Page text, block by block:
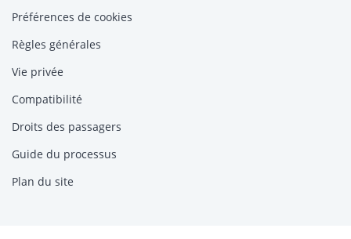
Préférences de cookies
Règles générales
Vie privée
Compatibilité
Droits des passagers
Guide du processus
Plan du site